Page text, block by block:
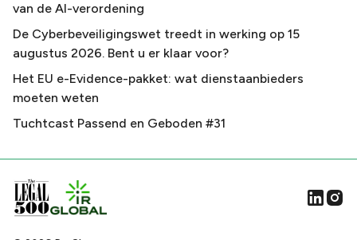
van de AI-verordening
De Cyberbeveiligingswet treedt in werking op 15
augustus 2026. Bent u er klaar voor?
Het EU e-Evidence-pakket: wat dienstaanbieders
moeten weten
Tuchtcast Passend en Geboden #31